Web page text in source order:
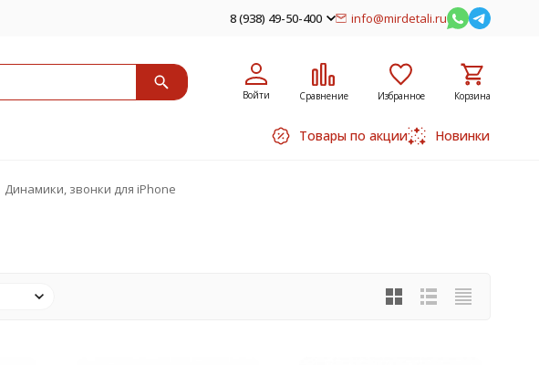
8 (938) 49-50-400 info@mirdetali.ru
Войти Сравнение Избранное Корзина
Товары по акции Новинки
Динамики, звонки для iPhone